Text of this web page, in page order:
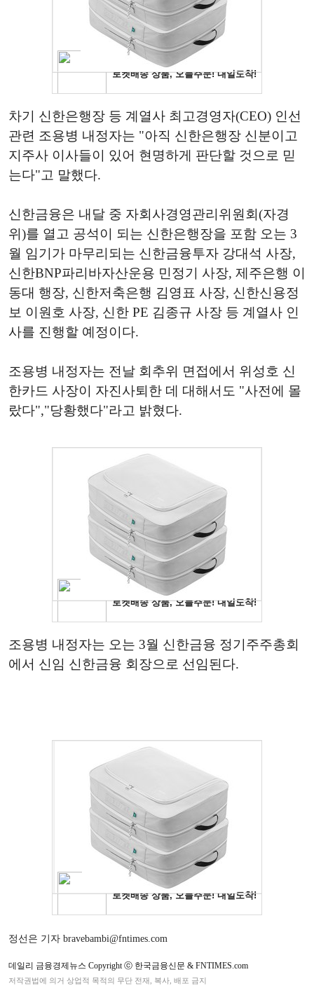
차기 신한은행장 등 계열사 최고경영자(CEO) 인선
관련 조용병 내정자는 "아직 신한은행장 신분이고
지주사 이사들이 있어 현명하게 판단할 것으로 믿
는다"고 말했다.
신한금융은 내달 중 자회사경영관리위원회(자경
위)를 열고 공석이 되는 신한은행장을 포함 오는 3
월 임기가 마무리되는 신한금융투자 강대석 사장,
신한BNP파리바자산운용 민정기 사장, 제주은행 이
동대 행장, 신한저축은행 김영표 사장, 신한신용정
보 이원호 사장, 신한 PE 김종규 사장 등 계열사 인
사를 진행할 예정이다.
조용병 내정자는 전날 회추위 면접에서 위성호 신
한카드 사장이 자진사퇴한 데 대해서도 "사전에 몰
랐다","당황했다"라고 밝혔다.
조용병 내정자는 오는 3월 신한금융 정기주주총회
에서 신임 신한금융 회장으로 선임된다.
정선은 기자 bravebambi@fntimes.com
데일리 금융경제뉴스 Copyright ⓒ 한국금융신문 & FNTIMES.com
저작권법에 의거 상업적 목적의 무단 전재, 복사, 배포 금지